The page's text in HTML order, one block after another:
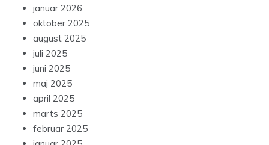
januar 2026
oktober 2025
august 2025
juli 2025
juni 2025
maj 2025
april 2025
marts 2025
februar 2025